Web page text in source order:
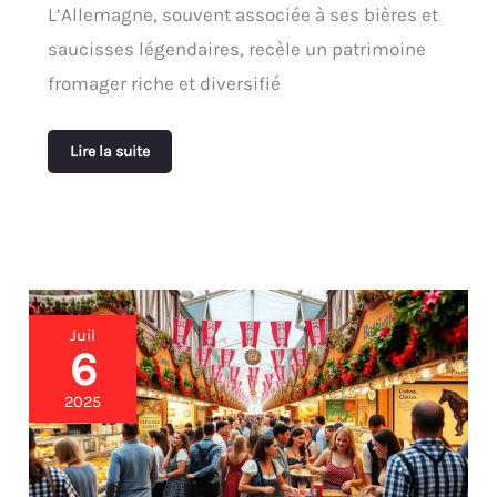
L’Allemagne, souvent associée à ses bières et
saucisses légendaires, recèle un patrimoine
fromager riche et diversifié
Lire la suite
Juil
6
2025
de
goût
participer
aux
plus
importantes
fêtes